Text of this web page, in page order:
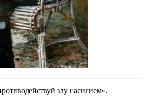
злу насилием».